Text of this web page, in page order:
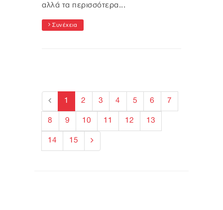
αλλά τα περισσότερα...
Συνέχεια
1 2 3 4 5 6 7
8 9 10 11 12 13
14 15